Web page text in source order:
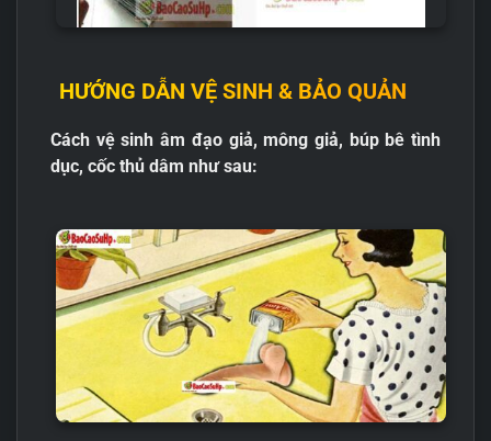
HƯỚNG DẪN VỆ SINH & BẢO QUẢN
Cách vệ sinh âm đạo giả, mông giả, búp bê tình
dục, cốc thủ dâm như sau: